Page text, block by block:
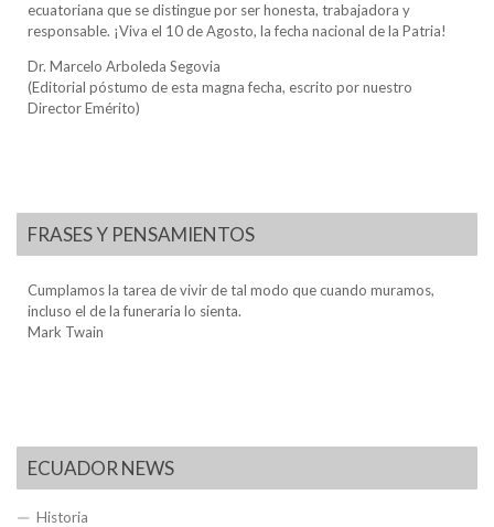
ecuatoriana que se distingue por ser honesta, trabajadora y
responsable. ¡Viva el 10 de Agosto, la fecha nacional de la Patria!
Dr. Marcelo Arboleda Segovia
(Editorial póstumo de esta magna fecha, escrito por nuestro
Director Emérito)
FRASES Y PENSAMIENTOS
Cumplamos la tarea de vivir de tal modo que cuando muramos,
incluso el de la funeraria lo sienta.
Mark Twain
ECUADOR NEWS
Historia